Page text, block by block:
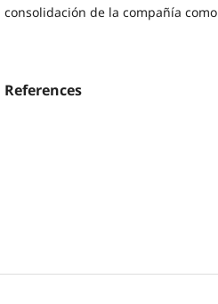
consolidación de la compañía
References